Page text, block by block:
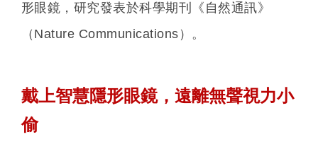
形眼鏡，研究發表於科學期刊《自然通訊》
（Nature Communications）。
戴上智慧隱形眼鏡，遠離無聲視力小
偷